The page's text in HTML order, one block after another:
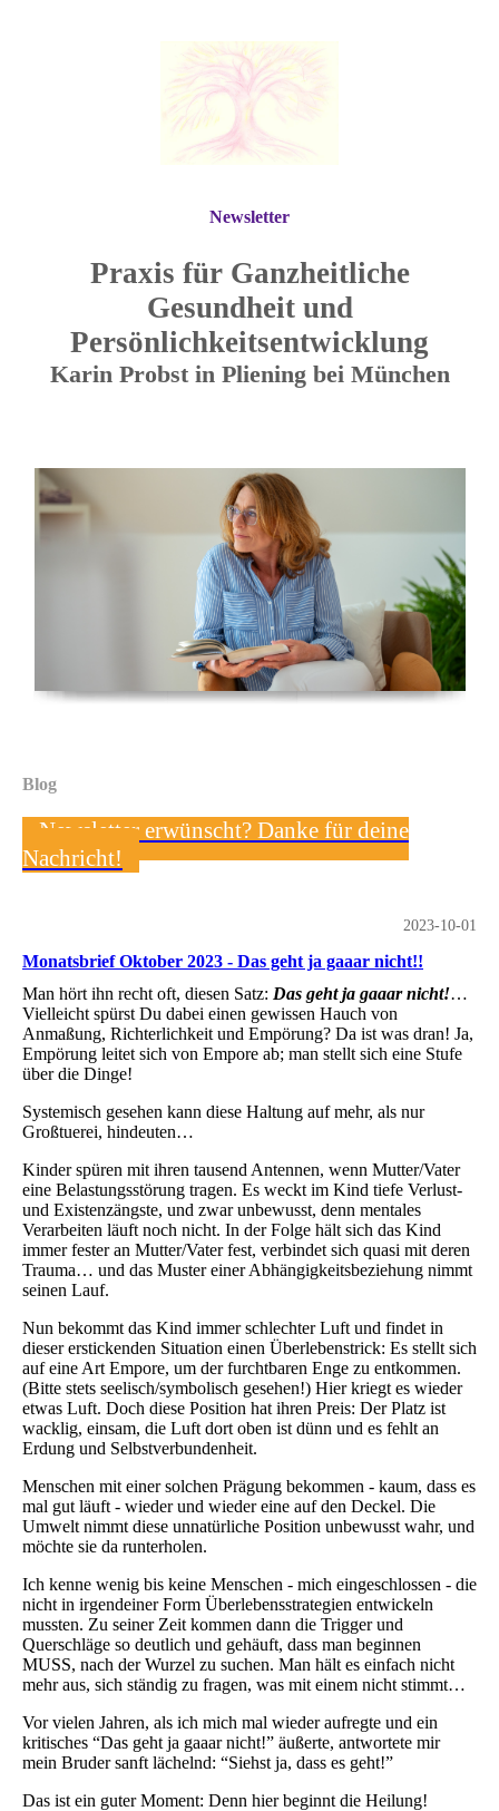
Praxis für Ganzheitliche
Gesundheit und
Persönlichkeitsentwicklung
Karin Probst in Pliening bei München
Newsletter
Blog
Newsletter erwünscht? Danke für deine
Nachricht!
2023-10-01
Monatsbrief Oktober 2023 - Das geht ja gaaar nicht!!
Man hört ihn recht oft, diesen Satz: Das geht ja gaaar nicht!…
Vielleicht spürst Du dabei einen gewissen Hauch von
Anmaßung, Richterlichkeit und Empörung? Da ist was dran! Ja,
Empörung leitet sich von Empore ab; man stellt sich eine Stufe
über die Dinge!
Systemisch gesehen kann diese Haltung auf mehr, als nur
Großtuerei, hindeuten…
Kinder spüren mit ihren tausend Antennen, wenn Mutter/Vater
eine Belastungsstörung tragen. Es weckt im Kind tiefe Verlust-
und Existenzängste, und zwar unbewusst, denn mentales
Verarbeiten läuft noch nicht. In der Folge hält sich das Kind
immer fester an Mutter/Vater fest, verbindet sich quasi mit deren
Trauma… und das Muster einer Abhängigkeitsbeziehung nimmt
seinen Lauf.
Nun bekommt das Kind immer schlechter Luft und findet in
dieser erstickenden Situation einen Überlebenstrick: Es stellt sich
auf eine Art Empore, um der furchtbaren Enge zu entkommen.
(Bitte stets seelisch/symbolisch gesehen!) Hier kriegt es wieder
etwas Luft. Doch diese Position hat ihren Preis: Der Platz ist
wacklig, einsam, die Luft dort oben ist dünn und es fehlt an
Erdung und Selbstverbundenheit.
Menschen mit einer solchen Prägung bekommen - kaum, dass es
mal gut läuft - wieder und wieder eine auf den Deckel. Die
Umwelt nimmt diese unnatürliche Position unbewusst wahr, und
möchte sie da runterholen.
Ich kenne wenig bis keine Menschen - mich eingeschlossen - die
nicht in irgendeiner Form Überlebensstrategien entwickeln
mussten. Zu seiner Zeit kommen dann die Trigger und
Querschläge so deutlich und gehäuft, dass man beginnen
MUSS, nach der Wurzel zu suchen. Man hält es einfach nicht
mehr aus, sich ständig zu fragen, was mit einem nicht stimmt…
Vor vielen Jahren, als ich mich mal wieder aufregte und ein
kritisches “Das geht ja gaaar nicht!” äußerte, antwortete mir
mein Bruder sanft lächelnd: “Siehst ja, dass es geht!”
Das ist ein guter Moment: Denn hier beginnt die Heilung!